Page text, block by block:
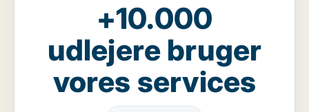
+10.000
udlejere bruger
vores services